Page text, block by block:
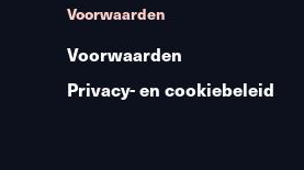
Voorwaarden
Voorwaarden
Privacy- en cookiebeleid